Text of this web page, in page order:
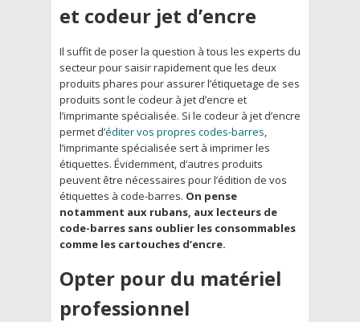
et codeur jet d’encre
Il suffit de poser la question à tous les experts du
secteur pour saisir rapidement que les deux
produits phares pour assurer l’étiquetage de ses
produits sont le codeur à jet d’encre et
l’imprimante spécialisée. Si le codeur à jet d’encre
permet d’éditer vos propres codes-barres,
l’imprimante spécialisée sert à imprimer les
étiquettes. Évidemment, d’autres produits
peuvent être nécessaires pour l’édition de vos
étiquettes à code-barres. On pense
notamment aux rubans, aux lecteurs de
code-barres sans oublier les consommables
comme les cartouches d’encre.
Opter pour du matériel
professionnel